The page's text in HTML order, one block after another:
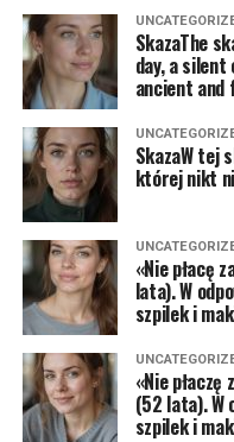
SkazaThe
day, a
ancient
SkazaW tej
której nikt
«Nie płacę
lata). W
szpilek i
«Nie
(52 lata). W
szpilek i